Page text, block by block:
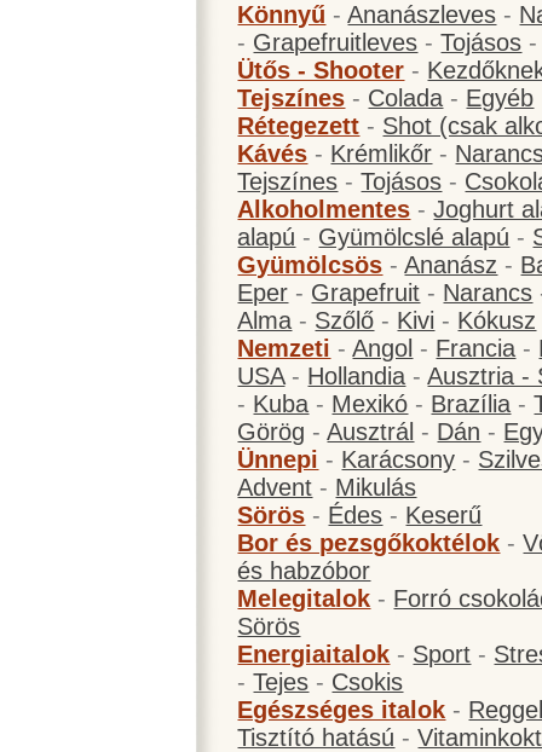
Könnyű -Ananászleves -
- Grapefruitleves -Tojásos
Ütős - Shooter -
Tejszínes - Colada - Egyéb
Rétegezett - Shot (csak
Kávés - Krémlikőr -
Tejszínes -Tojásos -
Alkoholmentes -Joghurt
alapú - Gyümölcslé alapú -
Gyümölcsös -Ananász -
Eper - Grapefruit - Narancs
Alma - Szőlő - Kivi - Kókusz
Nemzeti -Angol - Francia -
USA- Hollandia -Ausztria -
- Kuba - Mexikó - Brazília -
Görög -Ausztrál - Dán -
Ünnepi - Karácsony -
Advent - Mikulás
Sörös - Édes - Keserű
Bor és pezsgőkoktélok -
és habzóbor
Melegitalok - Forró
Sörös
Energiaitalok - Sport -
-Tejes - Csokis
Egészséges italok -
Tisztító hatású -